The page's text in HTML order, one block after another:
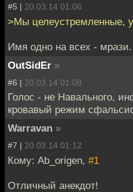
#5 | 20.03.14 01:06
>Мы целеустремленные,
Имя одно на всех - мрази.
OutSidEr »
#6 | 20.03.14 01:08
Голос - не Навального,
кровавый режим
Warravan »
#7 | 20.03.14 01:12
Кому: Ab_origen, #1
Отличный анекдот!